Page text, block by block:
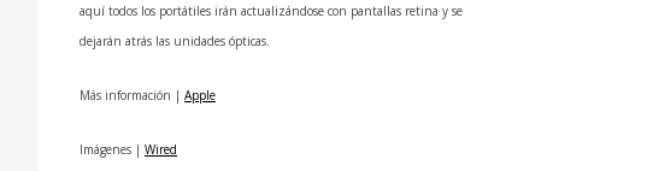
aquí­ todos los portátiles irán actualizándose con pantallas retina y se
dejarán atrás las unidades ópticas.
Más información | Apple
Imágenes | Wired